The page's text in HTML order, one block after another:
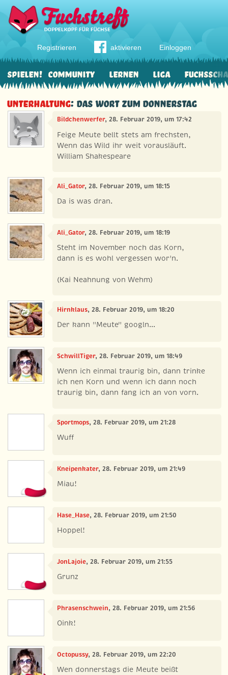
Registrieren aktivieren Einloggen
Community Lernen Liga
Spielen!
Unterhaltung: Das Wort zum Donnerstag
Bildchenwerfer, 28. Februar 2019, um 17:42
Feige Meute bellt stets am frechsten,
Wenn das Wild ihr weit vorausläuft.
William Shakespeare
Ali_Gator, 28. Februar 2019, um 18:15
Da is was dran.
Ali_Gator, 28. Februar 2019, um 18:19
Steht im November noch das Korn,
dann is es wohl vergessen wor'n.
(Kai Neahnung von Wehm)
Hirnklaus, 28. Februar 2019, um 18:20
Der kann "Meute" googln...
SchwillTiger, 28. Februar 2019, um 18:49
Wenn ich einmal traurig bin, dann trinke
ich nen Korn und wenn ich dann noch
traurig bin, dann fang ich an von vorn.
Sportmops, 28. Februar 2019, um 21:28
Wuff
Kneipenkater, 28. Februar 2019, um 21:49
Miau!
Hase_Hase, 28. Februar 2019, um 21:50
Hoppel!
JonLajoie, 28. Februar 2019, um 21:55
Grunz
Phrasenschwein, 28. Februar 2019, um 21:56
Oink!
Octopussy, 28. Februar 2019, um 22:20
Wen donnerstags die Meute beißt